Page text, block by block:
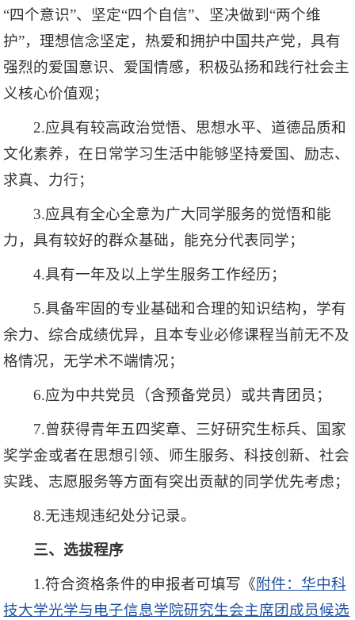
“四个意识”、坚定“四个自信”、坚决做到“两个维
护”，理想信念坚定，热爱和拥护中国共产党，具有
强烈的爱国意识、爱国情感，积极弘扬和践行社会主
义核心价值观；
2.应具有较高政治觉悟、思想水平、道德品质和
文化素养，在日常学习生活中能够坚持爱国、励志、
求真、力行；
3.应具有全心全意为广大同学服务的觉悟和能
力，具有较好的群众基础，能充分代表同学；
4.具有一年及以上学生服务工作经历；
5.具备牢固的专业基础和合理的知识结构，学有
余力、综合成绩优异，且本专业必修课程当前无不及
格情况，无学术不端情况；
6.应为中共党员（含预备党员）或共青团员；
7.曾获得青年五四奖章、三好研究生标兵、国家
奖学金或者在思想引领、师生服务、科技创新、社会
实践、志愿服务等方面有突出贡献的同学优先考虑；
8.无违规违纪处分记录。
三、选拔程序
1.符合资格条件的申报者可填写《附件：华中科
技大学光学与电子信息学院研究生会主席团成员候选